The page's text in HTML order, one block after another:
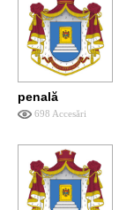
penală
698 Accesări